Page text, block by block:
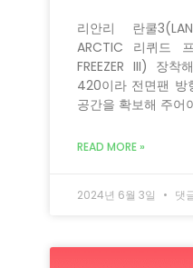
리안리 란쿨
ARCTIC 리퀴드
FREEZER III) 장착
420이라 전면팬 방
공간을 확보해 주어
READ MORE »
2024년 6월 3일 댓